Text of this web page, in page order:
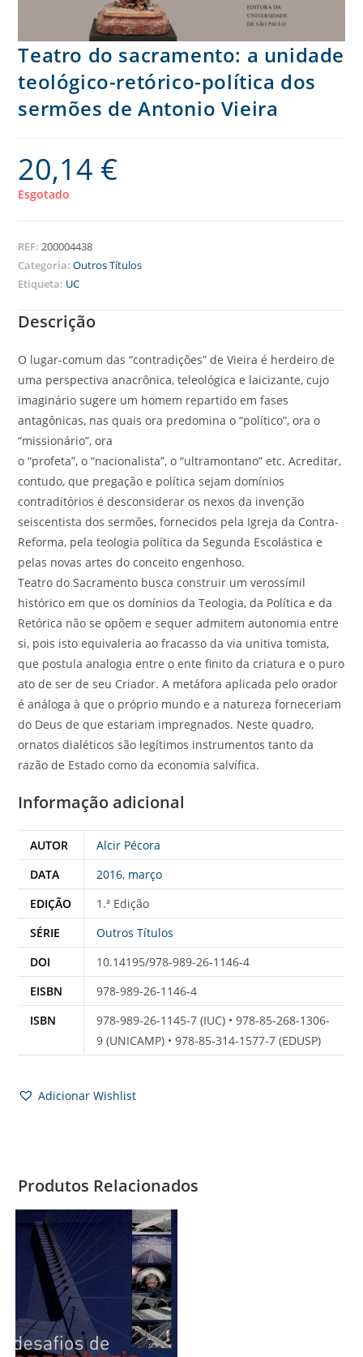
Teatro do sacramento: a unidade
teológico-retórico-política dos
sermões de Antonio Vieira
20,14 €
Esgotado
REF:200004438
Categoria:Outros Títulos
Etiqueta: UC
Descrição
O lugar-comum das “contradições” de Vieira é herdeiro de
uma perspectiva anacrônica, teleológica e laicizante, cujo
imaginário sugere um homem repartido em fases
antagônicas, nas quais ora predomina o “político”, ora o
“missionário”, ora
o “profeta”, o “nacionalista”, o “ultramontano” etc. Acreditar,
contudo, que pregação e política sejam domínios
contraditórios é desconsiderar os nexos da invenção
seiscentista dos sermões, fornecidos pela Igreja da Contra-
Reforma, pela teologia política da Segunda Escolástica e
pelas novas artes do conceito engenhoso.
Teatro do Sacramento busca construir um verossímil
histórico em que os domínios da Teologia, da Política e da
Retórica não se opõem e sequer admitem autonomia entre
si, pois isto equivaleria ao fracasso da via unitiva tomista,
que postula analogia entre o ente finito da criatura e o puro
ato de ser de seu Criador. A metáfora aplicada pelo orador
é análoga à que o próprio mundo e a natureza forneceriam
do Deus de que estariam impregnados. Neste quadro,
ornatos dialéticos são legítimos instrumentos tanto da
razão de Estado como da economia salvífica.
Informação adicional
AUTOR
Alcir Pécora
DATA
2016, março
EDIÇÃO
1.ª Edição
SÉRIE
Outros Títulos
DOI
10.14195/978-989-26-1146-4
EISBN
978-989-26-1146-4
ISBN
978-989-26-1145-7 (IUC) • 978-85-268-1306-
9 (UNICAMP) • 978-85-314-1577-7 (EDUSP)
Adicionar Wishlist
Produtos Relacionados